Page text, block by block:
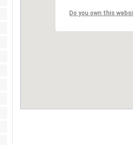
Do you own this